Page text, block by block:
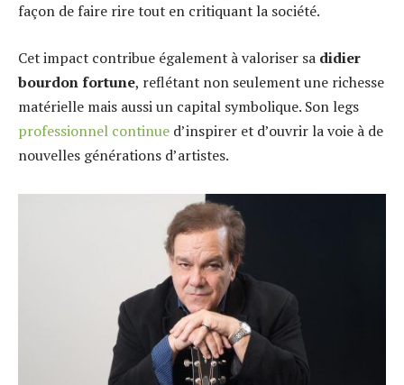
façon de faire rire tout en critiquant la société.
Cet impact contribue également à valoriser sa didier
bourdon fortune, reflétant non seulement une richesse
matérielle mais aussi un capital symbolique. Son legs
professionnel continue d’inspirer et d’ouvrir la voie à de
nouvelles générations d’artistes.